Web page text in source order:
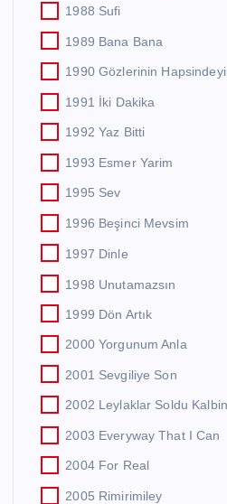
1988 Sufi
1989 Bana Bana
1990 Gözlerinin
1991 İki Dakika
1992 Yaz Bitti
1993 Esmer Yarim
1995 Sev
1996 Beşinci Mevsim
1997 Dinle
1998 Unutamazsın
1999 Dön Artık
2000 Yorgunum Anla
2001 Sevgiliye Son
2002 Leylaklar Soldu
2003 Everyway That I Can
2004 For Real
2005 Rimirimiley